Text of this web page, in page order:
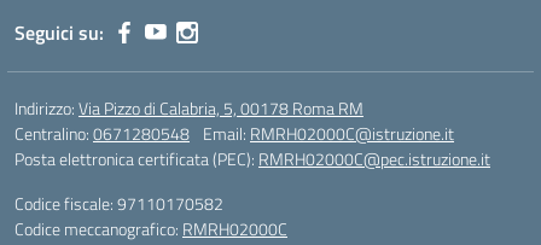
Seguici su:
Indirizzo:Via Pizzo di Calabria, 5, 00178 Roma RM
Centralino:0671280548 Email: RMRH02000C@istruzione.it
Posta elettronica certificata (PEC): RMRH02000C@pec.istruzione.it
Codice fiscale: 97110170582
Codice meccanografico: RMRH02000C